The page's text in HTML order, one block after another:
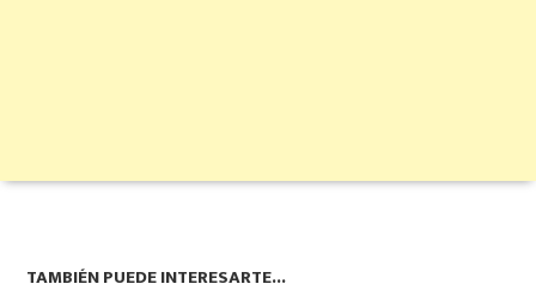
TAMBIÉN PUEDE INTERESARTE...